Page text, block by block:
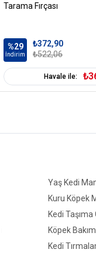
Tarama Fırçası
%29
İndirim
₺372,90
₺522,06
Havale ile:
Yaş Kedi
Kuru Köpek
Kedi Taşıma
Köpek
Kedi